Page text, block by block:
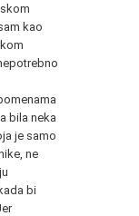
kao
bila neka
je samo
ne
kada bi